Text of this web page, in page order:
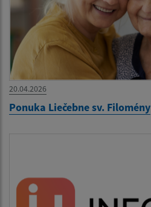
20.04.2026
Ponuka Liečebne sv. Filomény